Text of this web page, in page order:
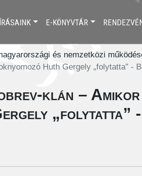
ÍRÁSAINK E-KÖNYVTÁR
és nemzetközi
Huth Gergely „folytatta” -
klán –
„folytatta”